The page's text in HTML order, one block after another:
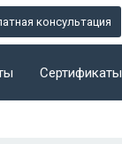
консультация
Сертификаты